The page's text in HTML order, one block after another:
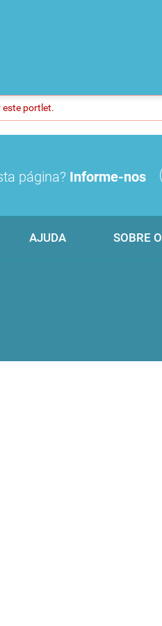
este portlet.
página? Informe-nos
AJUDA SOBRE O